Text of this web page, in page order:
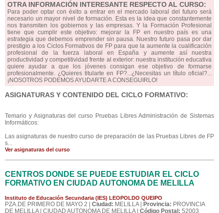
OTRA INFORMACIÓN INTERESANTE RESPECTO AL CURSO:
Para poder optar con éxito a entrar en el mercado laboral del futuro será
necesario un mayor nivel de formación. Esta es la idea que constantemente
nos transmiten los gobiernos y las empresas. Y la Formación Profesional
tiene que cumplir este objetivo: mejorar la FP en nuestro país es una
estrategia que debemos emprender sin pausa. Nuestro futuro pasa por dar
prestigio a los Ciclos Formativos de FP para que la aumente la cualificación
profesional de la fuerza laboral en España y aumente así nuestra
productividad y competitividad frente al exterior: nuestra institución educativa
quiere ayudar a que los jóvenes consigan ese objetivo de formarse
profesionalmente. ¿Quieres titularte en FP?...¿Necesitas un título oficial?...
¡NOSOTROS PODEMOS AYUDARTE A CONSEGUIRLO!
ASIGNATURAS Y CONTENIDO DEL CICLO FORMATIVO:
Temario y Asignaturas del curso Pruebas Libres Administración de Sistemas
Informáticos:
Las asignaturas de nuestro curso de preparación de las Pruebas Libres de FP
s...
Ver asignaturas del curso
CENTROS DONDE SE PUEDE ESTUDIAR EL CICLO
FORMATIVO EN CIUDAD AUTONOMA DE MELILLA
Instituto de Educación Secundaria (IES) LEOPOLDO QUEIPO
PZA.DE PRIMERO DE MAYO 2 | Ciudad: MELILLA | Provincia: PROVINCIA
DE MELILLA | CIUDAD AUTONOMA DE MELILLA | Código Postal: 52003